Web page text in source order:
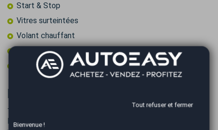
Start & Stop
Vitres surteintées
Volant chauffant
Volant multifonctions
Volant sport
Informations complémentaires
TOYOTA C-HR 122ch GR-Sport 2WD E-CVT MY22 1ERE
MAIN
Tout refuser et fermer
Bienvenue !